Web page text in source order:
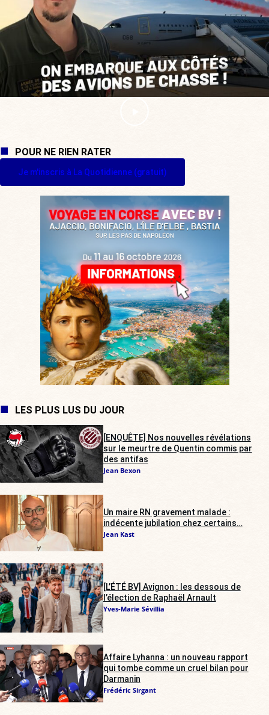
POUR NE RIEN RATER
Je m'inscris à La Quotidienne (gratuit)
LES PLUS LUS DU JOUR
[ENQUÊTE] Nos nouvelles révélations
sur le meurtre de Quentin commis par
des antifas
Jean Bexon
Un maire RN gravement malade :
indécente jubilation chez certains…
Jean Kast
[L’ÉTÉ BV] Avignon : les dessous de
l’élection de Raphaël Arnault
Yves-Marie Sévillia
Affaire Lyhanna : un nouveau rapport
qui tombe comme un cruel bilan pour
Darmanin
Frédéric Sirgant